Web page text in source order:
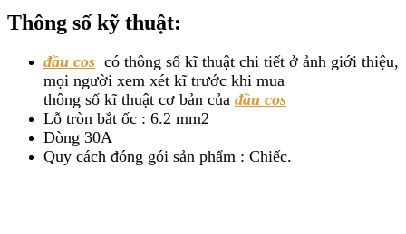
Thông số kỹ thuật:
đầu cos có thông số kĩ thuật chi tiết ở ảnh giới thiệu,
mọi người xem xét kĩ trước khi mua
thông số kĩ thuật cơ bản của đầu cos
Lỗ tròn bắt ốc : 6.2 mm2
Dòng 30A
Quy cách đóng gói sản phẩm : Chiếc.